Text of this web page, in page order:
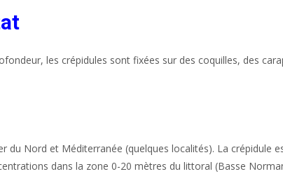
les crépidules sont fixées sur des coquilles, des
du Nord et Méditerranée (quelques localités). La crépidule
dans la zone 0-20 mètres du littoral (Basse